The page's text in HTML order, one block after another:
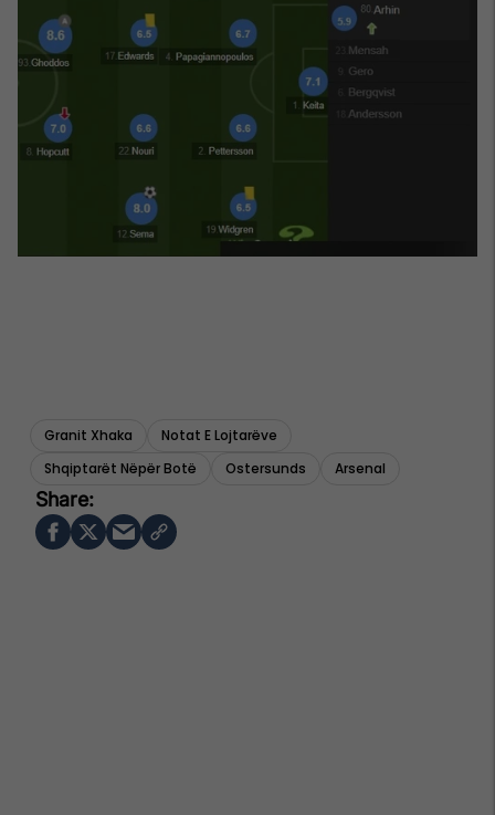
Granit Xhaka
Notat E Lojtarëve
Shqiptarët Nëpër Botë
Ostersunds Arsenal